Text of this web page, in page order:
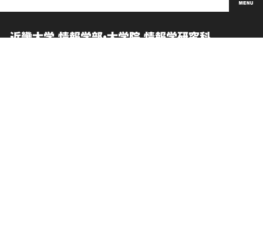
近畿大学 情報学部・大学院 情報学研究科